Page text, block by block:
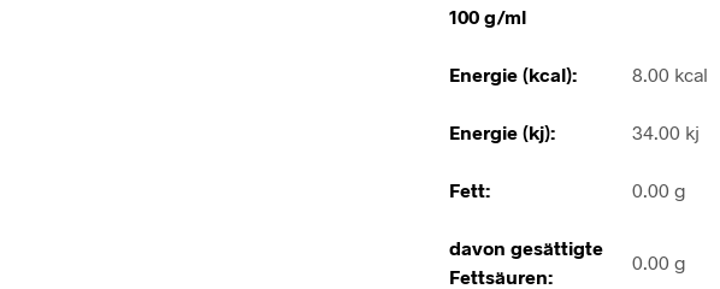
100 g/ml
Energie (kcal): 8.00 kcal
Energie (kj): 34.00 kj
Fett: 0.00 g
davon gesättigte
Fettsäuren:
0.00 g